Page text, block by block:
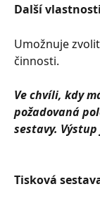
Další vlastnosti
Umožnuje
činnosti.
Ve chvíli, kdy
požadovaná
sestavy.
Tisková